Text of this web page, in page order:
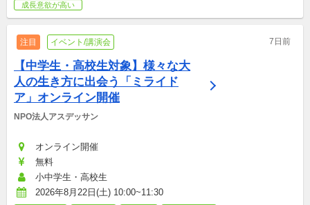
成長意欲が高い
注目 イベント/講演会 7日前
【中学生・高校生対象】様々な大
人の生き方に出会う「ミライド
ア」オンライン開催
NPO法人アスデッサン
オンライン開催
無料
小中学生・高校生
2026年8月22日(土) 10:00~11:30